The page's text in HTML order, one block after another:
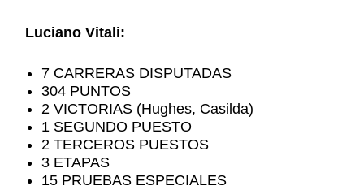
Luciano Vitali:
7 CARRERAS DISPUTADAS
304 PUNTOS
2 VICTORIAS (Hughes, Casilda)
1 SEGUNDO PUESTO
2 TERCEROS PUESTOS
3 ETAPAS
15 PRUEBAS ESPECIALES